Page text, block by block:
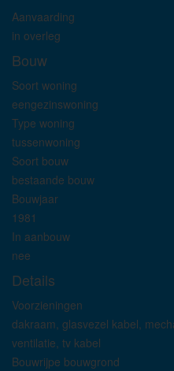
Aanvaarding
in overleg
Bouw
Soort woning
eengezinswoning
Type woning
tussenwoning
Soort bouw
bestaande bouw
Bouwjaar
1981
In aanbouw
nee
Details
Voorzieningen
dakraam, glasvezel kabel,
ventilatie, tv kabel
Bouwrijpe bouwgrond